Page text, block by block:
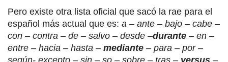
Pero existe otra lista oficial que sacó la rae para el
español más actual que es: a – ante – bajo – cabe –
con – contra – de – salvo – desde –durante – en –
entre – hacia – hasta – mediante – para – por –